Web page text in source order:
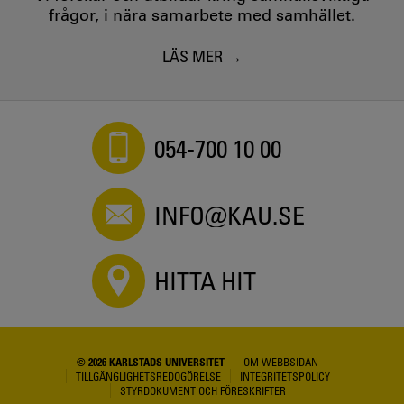
frågor, i nära samarbete med samhället.
LÄS MER
054-700 10 00
INFO@KAU.SE
HITTA HIT
© 2026 KARLSTADS UNIVERSITET
OM WEBBSIDAN
TILLGÄNGLIGHETSREDOGÖRELSE
INTEGRITETSPOLICY
STYRDOKUMENT OCH FÖRESKRIFTER